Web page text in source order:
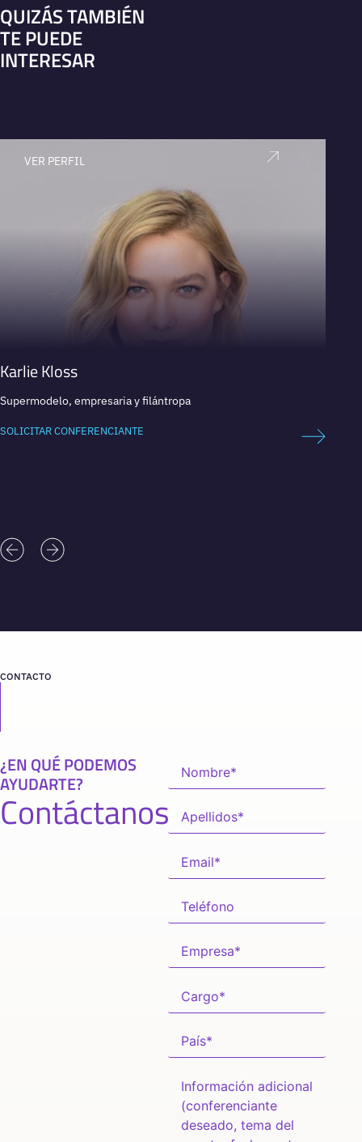
QUIZÁS TAMBIÉN
TE PUEDE
INTERESAR
VER PERFIL
Karlie Kloss
Supermodelo, empresaria y filántropa
SOLICITAR CONFERENCIANTE
CONTACTO
¿EN QUÉ PODEMOS
AYUDARTE?
Contáctanos